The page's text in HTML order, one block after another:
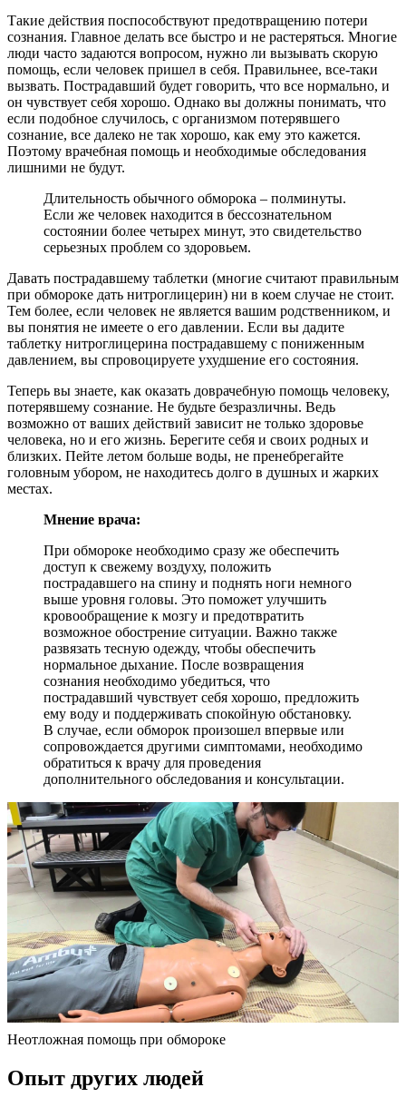
Такие действия поспособствуют предотвращению потери
сознания. Главное делать все быстро и не растеряться. Многие
люди часто задаются вопросом, нужно ли вызывать скорую
помощь, если человек пришел в себя. Правильнее, все-таки
вызвать. Пострадавший будет говорить, что все нормально, и
он чувствует себя хорошо. Однако вы должны понимать, что
если подобное случилось, с организмом потерявшего
сознание, все далеко не так хорошо, как ему это кажется.
Поэтому врачебная помощь и необходимые обследования
лишними не будут.
Длительность обычного обморока – полминуты.
Если же человек находится в бессознательном
состоянии более четырех минут, это свидетельство
серьезных проблем со здоровьем.
Давать пострадавшему таблетки (многие считают правильным
при обмороке дать нитроглицерин) ни в коем случае не стоит.
Тем более, если человек не является вашим родственником, и
вы понятия не имеете о его давлении. Если вы дадите
таблетку нитроглицерина пострадавшему с пониженным
давлением, вы спровоцируете ухудшение его состояния.
Теперь вы знаете, как оказать доврачебную помощь человеку,
потерявшему сознание. Не будьте безразличны. Ведь
возможно от ваших действий зависит не только здоровье
человека, но и его жизнь. Берегите себя и своих родных и
близких. Пейте летом больше воды, не пренебрегайте
головным убором, не находитесь долго в душных и жарких
местах.
Мнение врача:
При обмороке необходимо сразу же обеспечить
доступ к свежему воздуху, положить
пострадавшего на спину и поднять ноги немного
выше уровня головы. Это поможет улучшить
кровообращение к мозгу и предотвратить
возможное обострение ситуации. Важно также
развязать тесную одежду, чтобы обеспечить
нормальное дыхание. После возвращения
сознания необходимо убедиться, что
пострадавший чувствует себя хорошо, предложить
ему воду и поддерживать спокойную обстановку.
В случае, если обморок произошел впервые или
сопровождается другими симптомами, необходимо
обратиться к врачу для проведения
дополнительного обследования и консультации.
Неотложная помощь при обмороке
Опыт других людей